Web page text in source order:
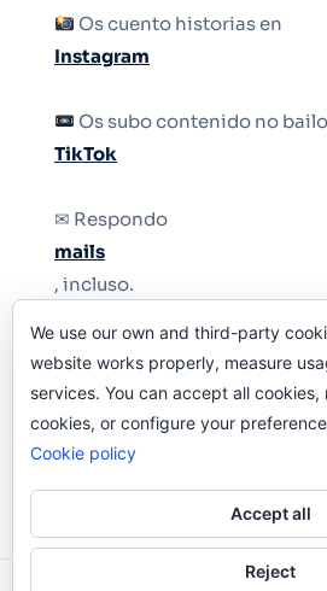
Os cuento historias en
Instagram
Os subo contenido no
TikTok
✉ Respondo
mails
, incluso.
Y si una persona no puede
le quiten el teléfono.
We use our own and third-party
website works properly, measure
services. You can accept all
cookies, or configure your
Cookie policy
Accept all
Reject